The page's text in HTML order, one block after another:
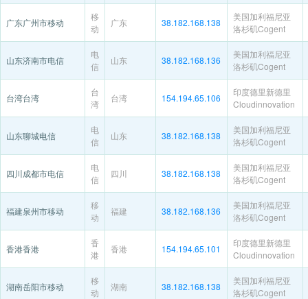
广东广州市移动
移
动
广东 38.182.168.138
美国加利福尼亚
洛杉矶Cogent
山东济南市电信
电
信
山东 38.182.168.136
美国加利福尼亚
洛杉矶Cogent
台湾台湾
台
湾
台湾 154.194.65.106
印度德里新德里
Cloudinnovation
山东聊城电信
电
信
山东 38.182.168.138
美国加利福尼亚
洛杉矶Cogent
四川成都市电信
电
信
四川 38.182.168.138
美国加利福尼亚
洛杉矶Cogent
福建泉州市移动
移
动
福建 38.182.168.136
美国加利福尼亚
洛杉矶Cogent
香港香港
香
港
香港 154.194.65.101
印度德里新德里
Cloudinnovation
湖南岳阳市移动
移
动
湖南 38.182.168.138
美国加利福尼亚
洛杉矶Cogent